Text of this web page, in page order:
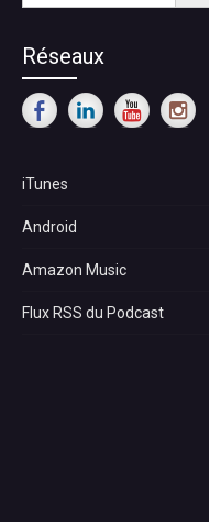
Réseaux
iTunes
Android
Amazon Music
Flux RSS du Podcast